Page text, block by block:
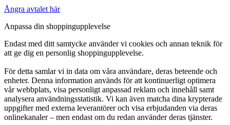
Ångra avtalet här
Anpassa din shoppingupplevelse
Endast med ditt samtycke använder vi cookies och annan teknik för
att ge dig en personlig shoppingupplevelse.
För detta samlar vi in data om våra användare, deras beteende och
enheter. Denna information används för att kontinuerligt optimera
vår webbplats, visa personligt anpassad reklam och innehåll samt
analysera användningsstatistik. Vi kan även matcha dina krypterade
uppgifter med externa leverantörer och visa erbjudanden via deras
onlinekanaler – men endast om du redan använder deras tjänster.